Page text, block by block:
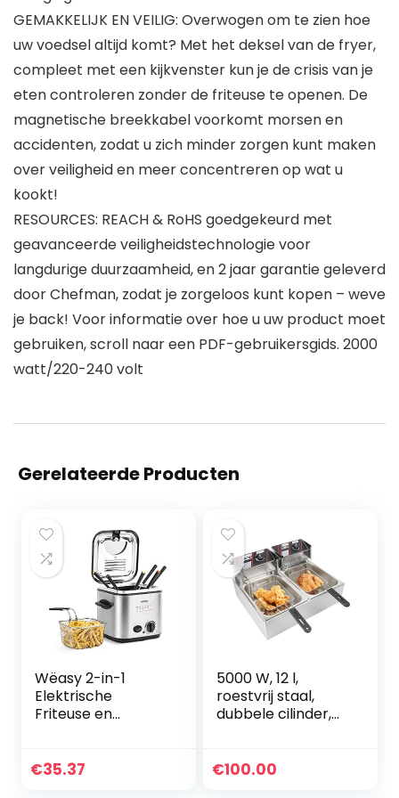
GEMAKKELIJK EN VEILIG: Overwogen om te zien hoe
uw voedsel altijd komt? Met het deksel van de fryer,
compleet met een kijkvenster kun je de crisis van je
eten controleren zonder de friteuse te openen. De
magnetische breekkabel voorkomt morsen en
accidenten, zodat u zich minder zorgen kunt maken
over veiligheid en meer concentreren op wat u
kookt!
RESOURCES: REACH & RoHS goedgekeurd met
geavanceerde veiligheidstechnologie voor
langdurige duurzaamheid, en 2 jaar garantie geleverd
door Chefman, zodat je zorgeloos kunt kopen – weve
je back! Voor informatie over hoe u uw product moet
gebruiken, scroll naar een PDF-gebruikersgids. 2000
watt/220-240 volt
Gerelateerde Producten
Wëasy 2-in-1
Elektrische
Friteuse en
Roestvrijstaal,
€35.37
5000 W, 12 l,
roestvrij staal,
dubbele cilinder,
vetbakapparaat,
€100.00